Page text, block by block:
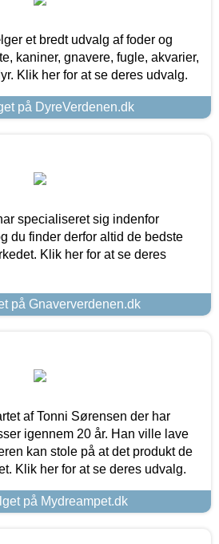
et bredt udvalg af foder og
kaniner, gnavere, fugle, akvarier,
Klik her for at se deres udvalg.
på DyreVerdenen.dk
specialiseret sig indenfor
du finder derfor altid de bedste
Klik her for at se deres
på Gnaververdenen.dk
af Tonni Sørensen der har
igennem 20 år. Han ville lave
kan stole på at det produkt de
Klik her for at se deres udvalg.
på Mydreampet.dk